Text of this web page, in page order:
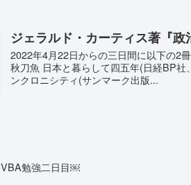
ジェラルド・カーティス著『
2022年4月22日からの三日間に以下の2
秋刀魚 日本と暮らして四五年(日経BP
ンクロニシティ(サンマーク出版...
VBA勉強二日目￼